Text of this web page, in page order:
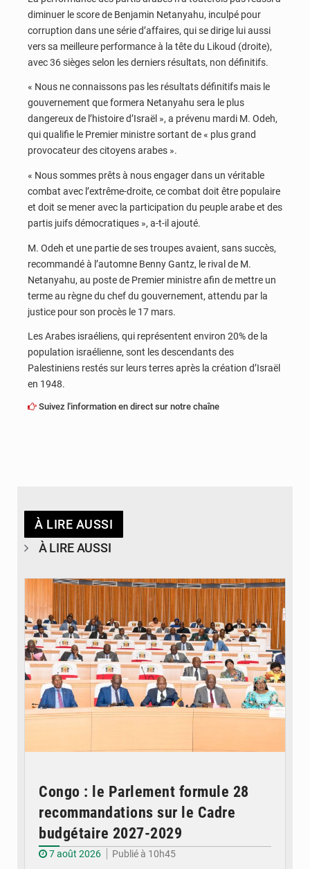
diminuer le score de Benjamin Netanyahu, inculpé pour
corruption dans une série d’affaires, qui se dirige lui aussi
vers sa meilleure performance à la tête du Likoud (droite),
avec 36 sièges selon les derniers résultats, non définitifs.
« Nous ne connaissons pas les résultats définitifs mais le
gouvernement que formera Netanyahu sera le plus
dangereux de l’histoire d’Israël », a prévenu mardi M. Odeh,
qui qualifie le Premier ministre sortant de « plus grand
provocateur des citoyens arabes ».
« Nous sommes prêts à nous engager dans un véritable
combat avec l’extrême-droite, ce combat doit être populaire
et doit se mener avec la participation du peuple arabe et des
partis juifs démocratiques », a-t-il ajouté.
M. Odeh et une partie de ses troupes avaient, sans succès,
recommandé à l’automne Benny Gantz, le rival de M.
Netanyahu, au poste de Premier ministre afin de mettre un
terme au règne du chef du gouvernement, attendu par la
justice pour son procès le 17 mars.
Les Arabes israéliens, qui représentent environ 20% de la
population israélienne, sont les descendants des
Palestiniens restés sur leurs terres après la création d’Israël
en 1948.
Suivez l'information en direct sur notre chaîne
À LIRE AUSSI
À LIRE AUSSI
Congo : le Parlement formule 28
recommandations sur le Cadre
budgétaire 2027-2029
7 août 2026
Publié à 10h45